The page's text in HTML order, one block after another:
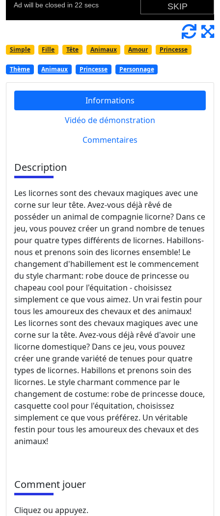
Simple Fille Tête Animaux Amour Princesse
Thème Animaux Princesse Personnage
Informations
Vidéo de démonstration
Commentaires
Description
Les licornes sont des chevaux magiques avec une
corne sur leur tête. Avez-vous déjà rêvé de
posséder un animal de compagnie licorne? Dans ce
jeu, vous pouvez créer un grand nombre de tenues
pour quatre types différents de licornes. Habillons-
nous et prenons soin des licornes ensemble! Le
changement d'habillement est le commencement
du style charmant: robe douce de princesse ou
chapeau cool pour l'équitation - choisissez
simplement ce que vous aimez. Un vrai festin pour
tous les amoureux des chevaux et des animaux!
Les licornes sont des chevaux magiques avec une
corne sur la tête. Avez-vous déjà rêvé d'avoir une
licorne domestique? Dans ce jeu, vous pouvez
créer une grande variété de tenues pour quatre
types de licornes. Habillons et prenons soin des
licornes. Le style charmant commence par le
changement de costume: robe de princesse douce,
casquette cool pour l'équitation, choisissez
simplement ce que vous préférez. Un véritable
festin pour tous les amoureux des chevaux et des
animaux!
Comment jouer
Cliquez ou appuyez.